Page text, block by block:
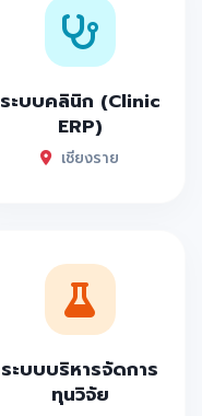
ระบบคลินิก (Clinic
ERP)
เชียงราย
ระบบบริหารจัดการ
ทุนวิจัย